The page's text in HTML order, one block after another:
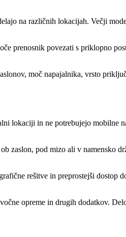
na različnih lokacijah. Večji
prenosnik povezati s priklopno
moč napajalnika, vrsto
lokaciji in ne potrebujejo
zaslon, pod mizo ali v namensko
rešitve in preprostejši
opreme in drugih dodatkov.